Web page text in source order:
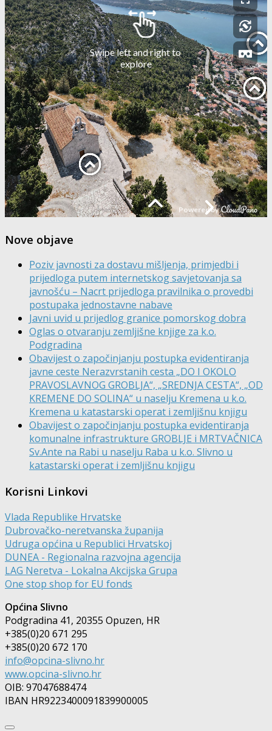
Nove objave
Poziv javnosti za dostavu mišljenja, primjedbi i
prijedloga putem internetskog savjetovanja sa
javnošću – Nacrt prijedloga pravilnika o provedbi
postupaka jednostavne nabave
Javni uvid u prijedlog granice pomorskog dobra
Oglas o otvaranju zemljišne knjige za k.o.
Podgradina
Obavijest o započinjanju postupka evidentiranja
javne ceste Nerazvrstanih cesta „DO I OKOLO
PRAVOSLAVNOG GROBLJA“, „SREDNJA CESTA“, „OD
KREMENE DO SOLINA“ u naselju Kremena u k.o.
Kremena u katastarski operat i zemljišnu knjigu
Obavijest o započinjanju postupka evidentiranja
komunalne infrastrukture GROBLJE i MRTVAČNICA
Sv.Ante na Rabi u naselju Raba u k.o. Slivno u
katastarski operat i zemljišnu knjigu
Korisni Linkovi
Vlada Republike Hrvatske
Dubrovačko-neretvanska županija
Udruga općina u Republici Hrvatskoj
DUNEA - Regionalna razvojna agencija
LAG Neretva - Lokalna Akcijska Grupa
One stop shop for EU fonds
Općina Slivno
Podgradina 41, 20355 Opuzen, HR
+385(0)20 671 295
+385(0)20 672 170
info@opcina-slivno.hr
www.opcina-slivno.hr
OIB: 97047688474
IBAN HR9223400091839900005